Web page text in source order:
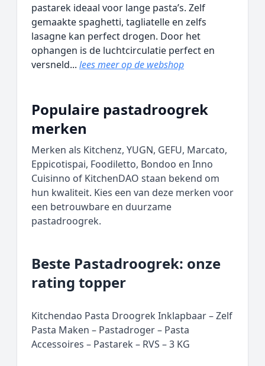
pastarek ideaal voor lange pasta’s. Zelf
gemaakte spaghetti, tagliatelle en zelfs
lasagne kan perfect drogen. Door het
ophangen is de luchtcirculatie perfect en
versneld... lees meer op de webshop
Populaire pastadroogrek
merken
Merken als Kitchenz, YUGN, GEFU, Marcato,
Eppicotispai, Foodiletto, Bondoo en Inno
Cuisinno of KitchenDAO staan bekend om
hun kwaliteit. Kies een van deze merken voor
een betrouwbare en duurzame
pastadroogrek.
Beste Pastadroogrek: onze
rating topper
Kitchendao Pasta Droogrek Inklapbaar – Zelf
Pasta Maken – Pastadroger – Pasta
Accessoires – Pastarek – RVS – 3 KG